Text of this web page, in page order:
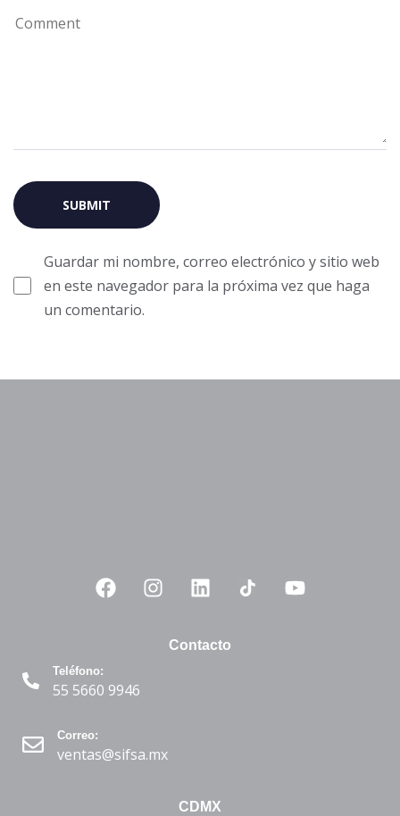
Guardar mi nombre, correo electrónico y sitio web
en este navegador para la próxima vez que haga
un comentario.
Contacto
Teléfono:
55 5660 9946
Correo:
ventas@sifsa.mx
CDMX